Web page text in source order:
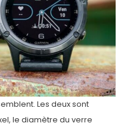
Les deux sont
le diamètre du verre